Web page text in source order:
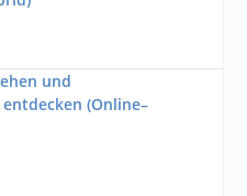
und
(Online–